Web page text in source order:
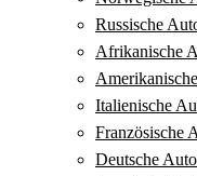
Russische
Afrikanische
Italienische
Französische
Deutsche